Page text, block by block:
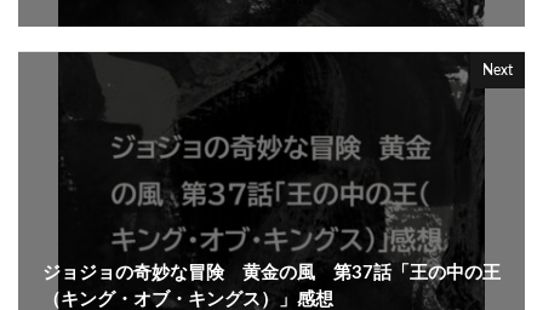
Next
ジョジョの奇妙な冒険 黄金の風 第37話「王の中の王
（キング・オブ・キングス）」感想